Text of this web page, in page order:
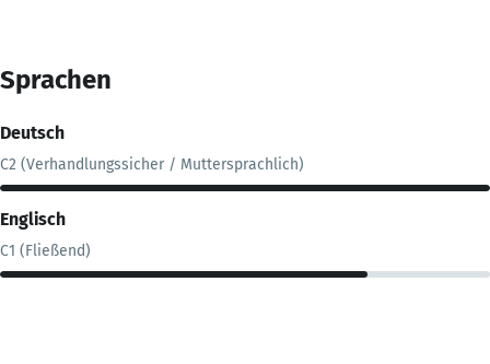
Sprachen
Deutsch
C2 (Verhandlungssicher / Muttersprachlich)
Englisch
C1 (Fließend)